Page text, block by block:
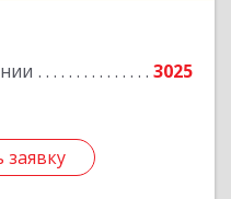
3025
Подробнее